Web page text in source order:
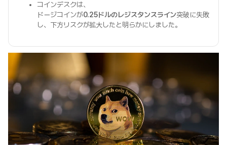
コインデスクは、
ドージコインが0.25ドルのレジスタンスライン突破に失敗
し、下方リスクが拡大したと明らかにしました。